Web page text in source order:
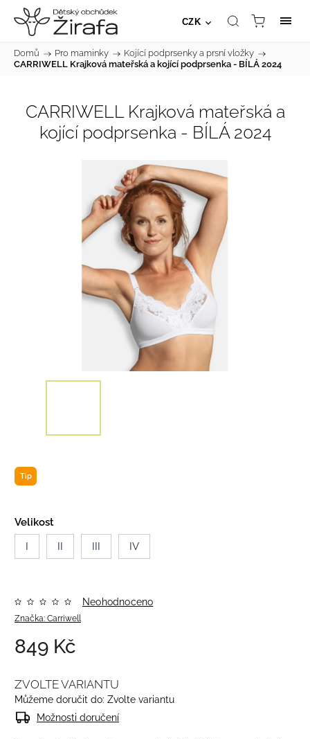
CZK
Domů / Pro maminky / Kojící podprsenky a prsní vložky /
CARRIWELL Krajková mateřská a kojící podprsenka - BÍLÁ 2024
CARRIWELL Krajková mateřská a
kojící podprsenka - BÍLÁ 2024
Tip
Velikost
I
II III IV
Značka: Carriwell
Neohodnoceno
849 Kč
ZVOLTE VARIANTU
Můžeme doručit do: Zvolte variantu
Možnosti doručení